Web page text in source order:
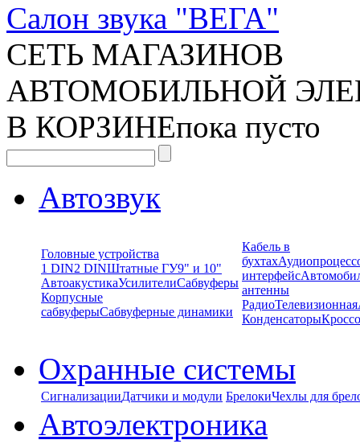
Салон звука "ВЕГА"
СЕТЬ МАГАЗИНОВ
АВТОМОБИЛЬНОЙ
В КОРЗИНЕпока пусто
Автозвук
Головные устройства
1 DIN2 DINШтатные ГУ9" и 10"
АвтоакустикаУсилителиСабвуферы
Корпусные
сабвуферыСабвуферные динамики
Кабель в
бухтах
интерфейс
антенны
РадиоТелевизионная
Конденсаторы
Охранные системы
СигнализацииДатчики и модули БрелокиЧехлы для
Автоэлектроника